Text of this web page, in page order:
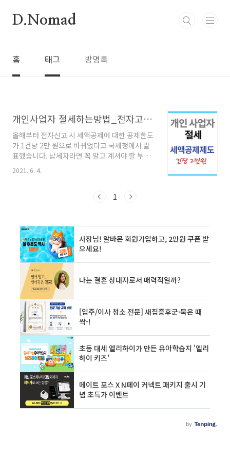
D.Nomad
홈 태그 방명록
개인사업자 절세하는방법_전자고지 세액공제
올해부터 전자신고 시 세액공제에 대한 공제한도
가 1건당 2만 원으로 바뀌었다고 국세청에서 발
표했습니다. 납세자라면 꼭 알고 계셔야 할 부분
들입니다. 정말 세법은 계속 바뀌고 말도 어렵지
만 개인사업자가 절세하는 방법은 꾸준히 정보를
에 절세하는 방법에 대해서 지속적으로 공부하고
세액공제 양도소득세 증빙서류 제출 전자고지 세
액 공제 시기 및 공제금액 전자고지 세액공제 제
도란? 전자고지를 신청하는 납세자에게 세액공
제의 혜택을 주는 제도로 2004년부터 종합소득
세, 법인세, 부가가치세에 대해 적용하다가 올해
부터 양도소득세, 그리고 7월부터 또다른 세목에
도 도입이 됐습니다. 전..
2021. 6. 4.
1